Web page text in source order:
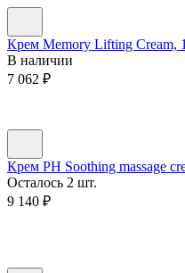
Крем Memory Lifting Cream,
В наличии
7 062 ₽
Крем PH Soothing massage
Осталось 2 шт.
9 140 ₽